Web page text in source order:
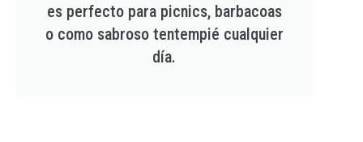
es perfecto para picnics, barbacoas
o como sabroso tentempié cualquier
día.